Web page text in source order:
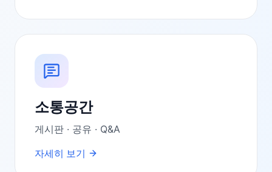
소통공간
게시판 · 공유 · Q&A
자세히 보기